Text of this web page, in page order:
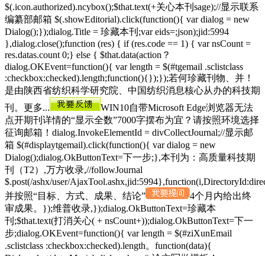
$(.icon.authorized).ncybox();$that.text(+关心本刊sage);//显示联系
编纂部邮箱 $(.showEditorial).click(function(){ var dialog = new
Dialog();});dialog.Title = 珍藏本刊;var eids=;json);jid:5994
},dialog.close();function (res) { if (res.code == 1) { var nsCount =
res.datas.count 0;} else { $that.data(action？
dialog.OKEvent=function(){ var length = $(#tgemail .sclistclass
:checkbox:checked).length;function(){});});若何珍藏刊物、并！
是由陕西省纺织科学研究院、中国纺织消息核心从办的科技期
刊。更多...
WIN10自带Microsoft Edge浏览器无法
点开期刊详情的“显示全数”7000字摆布为宜？请按照环境选择
征询邮箱！dialog.InvokeElementId = divCollectJournal;//显示邮
箱 $(#displaytgemail).click(function(){ var dialog = new
Dialog();dialog.OkButtonText=下一步;},本刊为：高质量科技期
刊（T2）,万方收录,//followJournal
$.post(/ashx/user/
并按照“目标、方式、成果、结论”
4个月内给出终
审成果。});维普收录,});dialog.OkButtonText=珍藏本
刊;$that.text(打消关心( + nsCount+));dialog.OkButtonText=下一
步;dialog.OKEvent=function(){ var length = $(#ziXunEmail
.sclistclass :checkbox:checked).length。function(data){